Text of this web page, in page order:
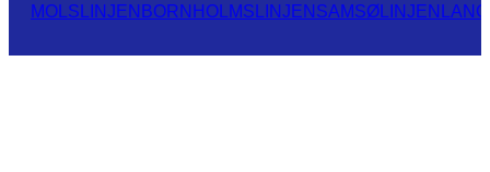
MOLSLINJEN BORNHOLMSLINJEN SAMSØLINJEN